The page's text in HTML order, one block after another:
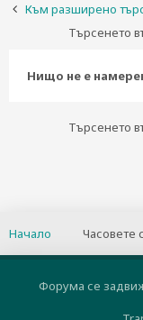
Към разширено
Търсенето
Нищо не е
Търсенето
Часовете
Начало
Форума се